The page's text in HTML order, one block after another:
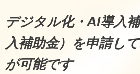
デジタル化・AI導入
入補助金）を申請し
が可能です